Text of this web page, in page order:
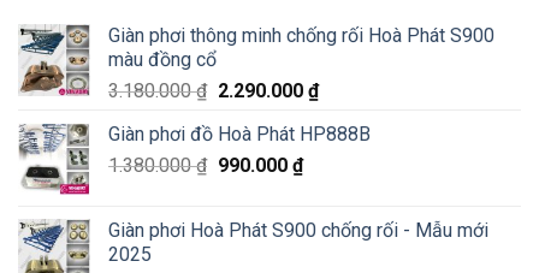
Giàn phơi thông minh chống rối Hoà Phát S900
màu đồng cổ
3.180.000₫ 2.290.000 ₫
Giàn phơi đồ Hoà Phát HP888B
1.380.000₫ 990.000 ₫
Giàn phơi Hoà Phát S900 chống rối - Mẫu mới
2025